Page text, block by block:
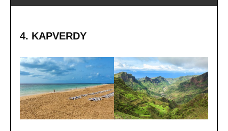
4. KAPVERDY